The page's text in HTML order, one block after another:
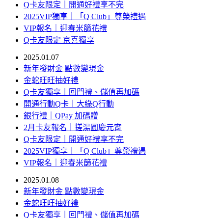
Q卡友限定｜開通好禮享不完
2025VIP獨享｜「Q Club」尊榮禮遇
VIP報名｜迎春米篩花禮
Q卡友限定 京喜獨享
2025.01.07
新年發財金 點數變現金
金蛇旺旺抽好禮
Q卡友獨享｜回門禮、儲值再加碼
開通行動Q卡｜大綠Q行動
銀行禮｜QPay 加碼贈
2月卡友報名｜搓湯圓慶元宵
Q卡友限定｜開通好禮享不完
2025VIP獨享｜「Q Club」尊榮禮遇
VIP報名｜迎春米篩花禮
2025.01.08
新年發財金 點數變現金
金蛇旺旺抽好禮
Q卡友獨享｜回門禮、儲值再加碼